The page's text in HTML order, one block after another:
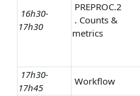
16h30-
17h30
PREPROC.2
. Counts &
metrics
17h30-
17h45
Workflow